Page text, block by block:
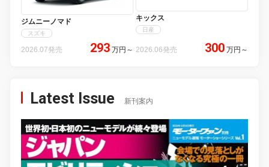
ジムニーノマド
スズキ
2026.07発売 293 万円 ～
キックス
日産
2026.06発売 300 万円 ～
Latest Issue 新刊案内